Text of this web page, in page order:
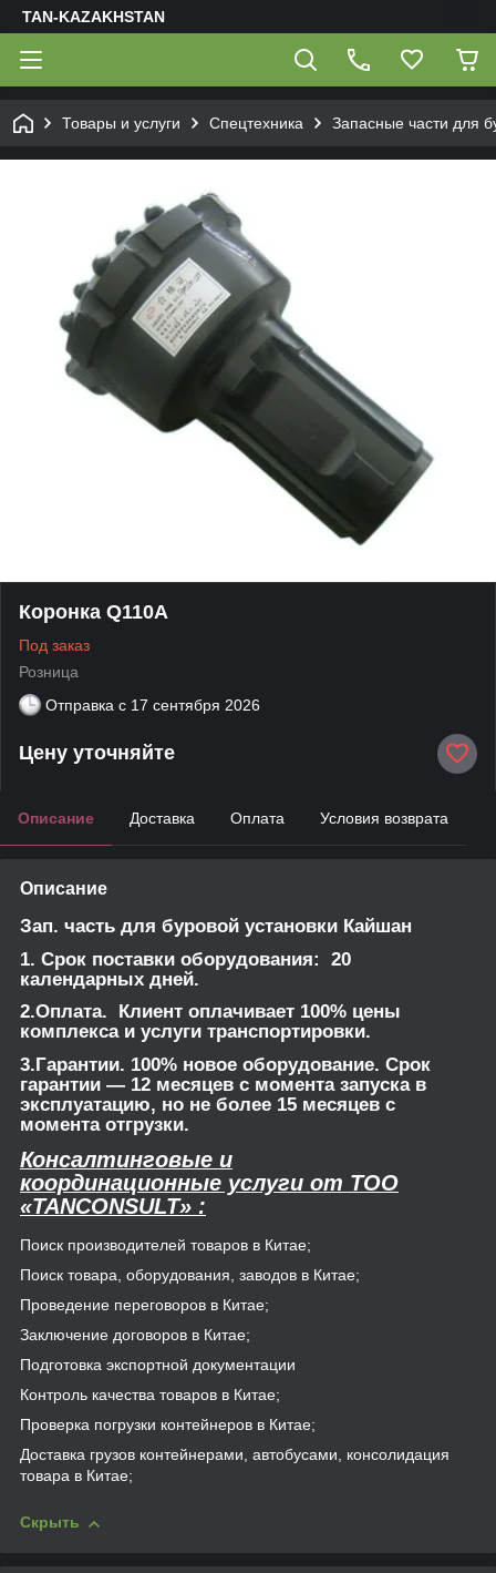
TAN-KAZAKHSTAN
Товары и услуги Спецтехника Запасные части для
Коронка Q110A
Под заказ
Розница
Отправка с 17 сентября 2026
Цену уточняйте
Описание Доставка Оплата Условия возврата
Описание
Зап. часть для буровой установки Кайшан
1. Срок поставки оборудования: 20
календарных дней.
2.Оплата. Клиент оплачивает 100% цены
комплекса и услуги транспортировки.
3.Гарантии. 100% новое оборудование. Срок
гарантии — 12 месяцев с момента запуска в
эксплуатацию, но не более 15 месяцев с
момента отгрузки.
Консалтинговые и
координационные услуги от TOO
«TANCONSULT» :
Поиск производителей товаров в Китае;
Поиск товара, оборудования, заводов в Китае;
Проведение переговоров в Китае;
Заключение договоров в Китае;
Подготовка экспортной документации
Контроль качества товаров в Китае;
Проверка погрузки контейнеров в Китае;
Доставка грузов контейнерами, автобусами, консолидация
товара в Китае;
Скрыть